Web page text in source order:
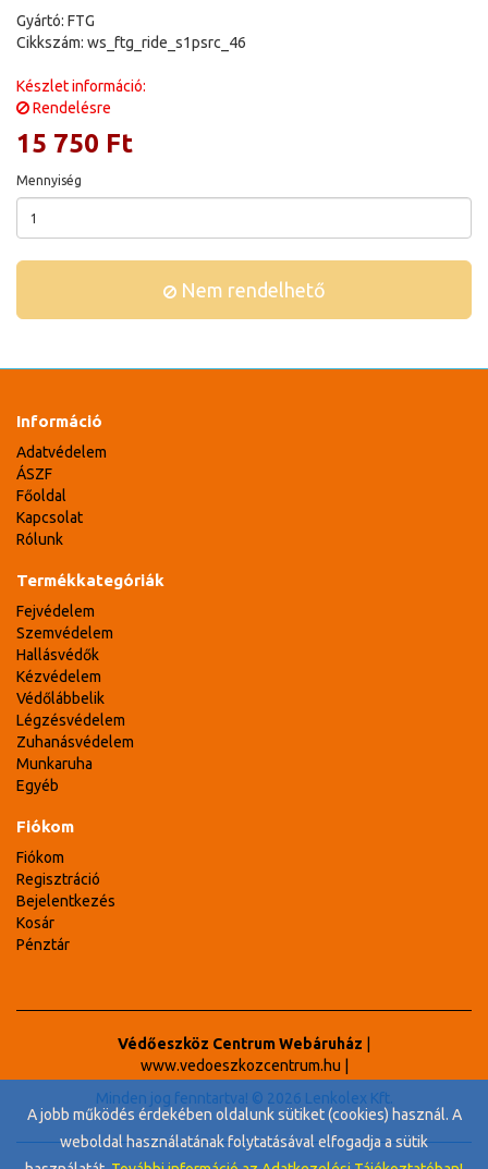
Gyártó: FTG
Cikkszám: ws_ftg_ride_s1psrc_46
Készlet információ:
Rendelésre
15 750 Ft
Mennyiség
Nem rendelhető
Információ
Adatvédelem
ÁSZF
Főoldal
Kapcsolat
Rólunk
Termékkategóriák
Fejvédelem
Szemvédelem
Hallásvédők
Kézvédelem
Védőlábbelik
Légzésvédelem
Zuhanásvédelem
Munkaruha
Egyéb
Fiókom
Fiókom
Regisztráció
Bejelentkezés
Kosár
Pénztár
Védőeszköz Centrum Webáruház
www.vedoeszkozcentrum.hu
Minden jog fenntartva! © 2026 Lenkolex Kft.
A jobb működés érdekében oldalunk sütiket (cookies) használ. A
weboldal használatának folytatásával elfogadja a sütik